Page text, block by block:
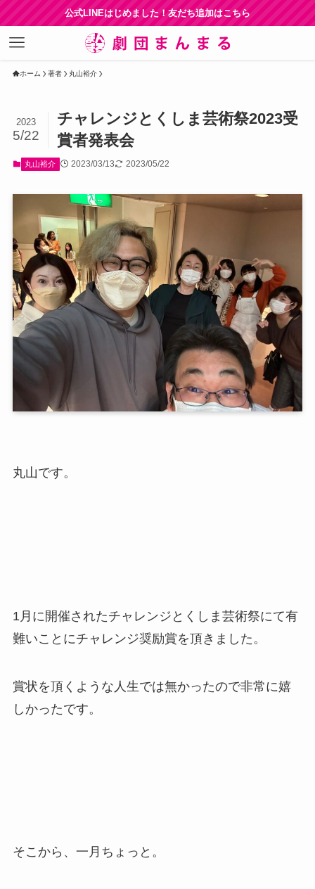
公式LINEはじめました！友だち追加はこちら
ホーム 著者 丸山裕介
チャレンジとくしま芸術祭2023受
賞者発表会
2023
5/22
丸山裕介 2023/03/13 2023/05/22
丸山です。
1月に開催されたチャレンジとくしま芸術祭にて有
難いことにチャレンジ奨励賞を頂きました。
賞状を頂くような人生では無かったので非常に嬉
しかったです。
そこから、一月ちょっと。